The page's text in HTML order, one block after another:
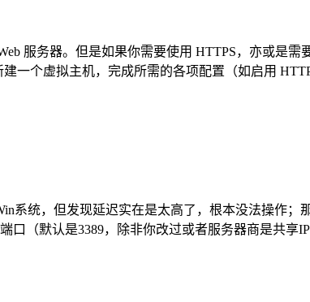
服务器。但是如果你需要使用 HTTPS，亦或是需
一个虚拟主机，完成所需的各项配置（如启用
系统，但发现延迟实在是太高了，根本没法操作
（默认是3389，除非你改过或者服务器商是共享